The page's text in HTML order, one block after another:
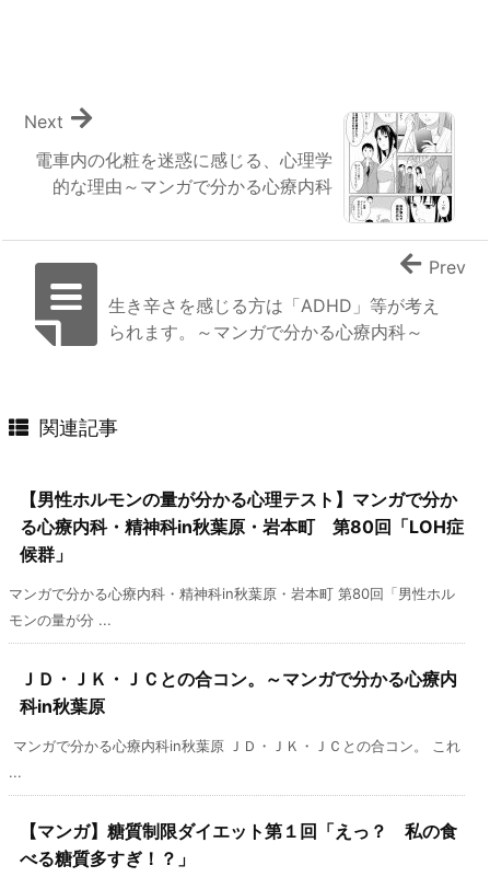
電車内の化粧を迷惑に感じる、心理学
的な理由～マンガで分かる心療内科
Next
生き辛さを感じる方は「ADHD」等が考え
られます。～マンガで分かる心療内科～
Prev
関連記事
【男性ホルモンの量が分かる心理テスト】マンガで分か
る心療内科・精神科in秋葉原・岩本町 第80回「LOH症
候群」
マンガで分かる心療内科・精神科in秋葉原・岩本町 第80回「男性ホル
モンの量が分 ...
ＪＤ・ＪＫ・ＪＣとの合コン。～マンガで分かる心療内
科in秋葉原
マンガで分かる心療内科in秋葉原 ＪＤ・ＪＫ・ＪＣとの合コン。 これ
...
【マンガ】糖質制限ダイエット第１回「えっ？ 私の食
べる糖質多すぎ！？」